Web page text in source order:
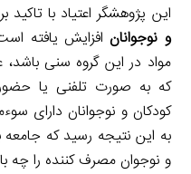
این پژوهشگر اعتیاد با تاکید
و نوجوانانافزایش یافته
مواد در این گروه سنی باشد،
که به صورت تلفنی یا
کودکان و نوجوانان دارای
به این نتیجه رسید که
و نوجوان مصرف کننده را چه